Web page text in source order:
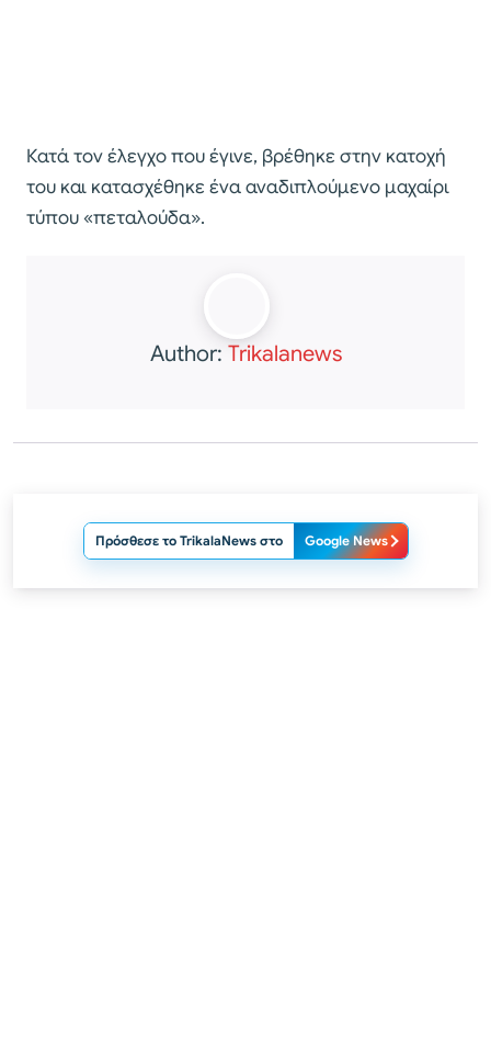
Κατά τον έλεγχο που έγινε, βρέθηκε στην κατοχή
του και κατασχέθηκε ένα αναδιπλούμενο μαχαίρι
τύπου «πεταλούδα».
Author: Trikalanews
Πρόσθεσε το TrikalaNews στο Google News